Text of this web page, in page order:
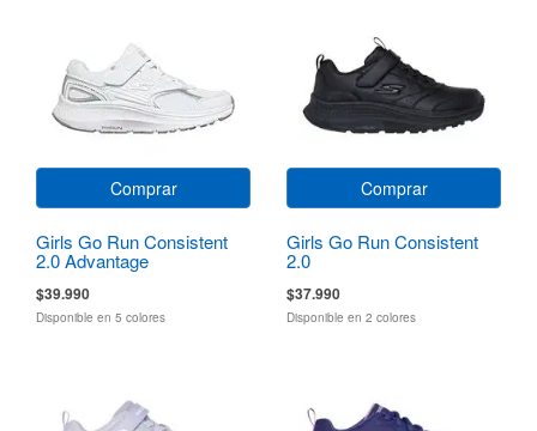
Comprar
Girls Go Run Consistent
2.0 Advantage
$39.990
Disponible en 5 colores
Comprar
Girls Go Run Consistent
2.0
$37.990
Disponible en 2 colores